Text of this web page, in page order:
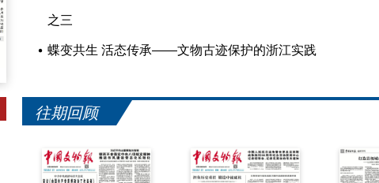
之三
蝶变共生 活态传承——文物古迹保护的浙江实践
往期回顾